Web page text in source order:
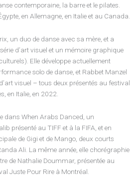
contemporaine, la barre et le pilates.
en Allemagne, en Italie et au Canada.
un duo de danse avec sa mère, et a
d’art visuel et un mémoire graphique
Elle développe actuellement
solo de danse, et Rabbet Manzel
visuel – tous deux présentés au festival
en Italie, en 2022.
dans When Arabs Danced, un
présenté au TIFF et à la FIFA, et en
de Gigi et de Mango, deux courts
Ali. La même année, elle chorégraphie
de Nathalie Doummar, présentée au
Juste Pour Rire à Montréal.